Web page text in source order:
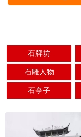
石牌坊
石雕人物
石亭子